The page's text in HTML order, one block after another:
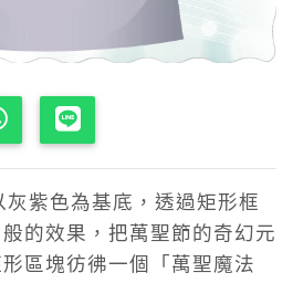
灰紫色為基底，透過矩形框
的效果，把萬聖節的奇幻元
區塊彷彿一個「萬聖魔法